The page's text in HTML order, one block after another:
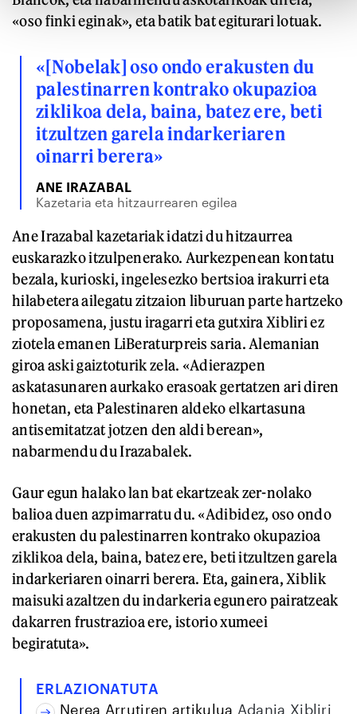
«oso finki eginak», eta batik bat egiturari lotuak.
«[Nobelak] oso ondo erakusten du
palestinarren kontrako okupazioa
ziklikoa dela, baina, batez ere, beti
itzultzen garela indarkeriaren
oinarri berera»
ANE IRAZABAL
Kazetaria eta hitzaurrearen egilea
Ane Irazabal kazetariak idatzi du hitzaurrea
euskarazko itzulpenerako. Aurkezpenean kontatu
bezala, kurioski, ingelesezko bertsioa irakurri eta
hilabetera ailegatu zitzaion liburuan parte hartzeko
proposamena, justu iragarri eta gutxira Xibliri ez
ziotela emanen LiBeraturpreis saria. Alemanian
giroa aski gaiztoturik zela. «Adierazpen
askatasunaren aurkako erasoak gertatzen ari diren
honetan, eta Palestinaren aldeko elkartasuna
antisemitatzat jotzen den aldi berean»,
nabarmendu du Irazabalek.
Gaur egun halako lan bat ekartzeak zer-nolako
balioa duen azpimarratu du. «Adibidez, oso ondo
erakusten du palestinarren kontrako okupazioa
ziklikoa dela, baina, batez ere, beti itzultzen garela
indarkeriaren oinarri berera. Eta, gainera, Xiblik
maisuki azaltzen du indarkeria egunero pairatzeak
dakarren frustrazioa ere, istorio xumeei
begiratuta».
ERLAZIONATUTA
Nerea Arrutiren artikulua Adania Xibliri